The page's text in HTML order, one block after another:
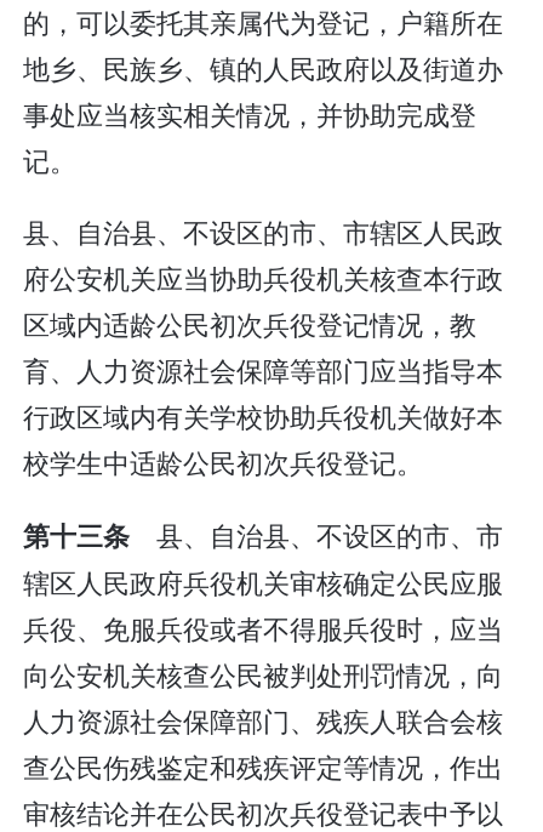
的，可以委托其亲属代为登记，户籍所在
地乡、民族乡、镇的人民政府以及街道办
事处应当核实相关情况，并协助完成登
记。
县、自治县、不设区的市、市辖区人民政
府公安机关应当协助兵役机关核查本行政
区域内适龄公民初次兵役登记情况，教
育、人力资源社会保障等部门应当指导本
行政区域内有关学校协助兵役机关做好本
校学生中适龄公民初次兵役登记。
第十三条县、自治县、不设区的市、市
辖区人民政府兵役机关审核确定公民应服
兵役、免服兵役或者不得服兵役时，应当
向公安机关核查公民被判处刑罚情况，向
人力资源社会保障部门、残疾人联合会核
查公民伤残鉴定和残疾评定等情况，作出
审核结论并在公民初次兵役登记表中予以